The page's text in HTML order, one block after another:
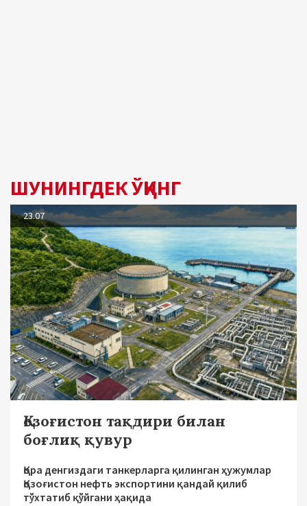
ШУНИНГДЕК ЎҚИНГ
23.07
Қозоғистон тақдири билан
боғлиқ қувур
Қора денгиздаги танкерларга қилинган ҳужумлар
Қозоғистон нефть экспортини қандай қилиб
тўхтатиб қўйгани ҳақида